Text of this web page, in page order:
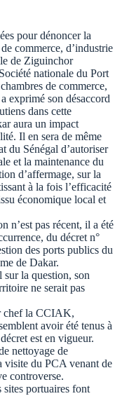
pour dénoncer la
commerce, d’industrie
de Ziguinchor
nationale du Port
de commerce,
exprimé son désaccord
dans cette
aura un impact
Il en sera de même
du Sénégal d’autoriser
et la maintenance du
d’affermage, sur la
à la fois l’efficacité
économique local et
n’est pas récent, il a été
du décret n°
des ports publics du
de Dakar.
sur la question, son
ne serait pas
chef la CCIAK,
avoir été tenus à
est en vigueur.
nettoyage de
visite du PCA venant de
controverse.
sites portuaires font